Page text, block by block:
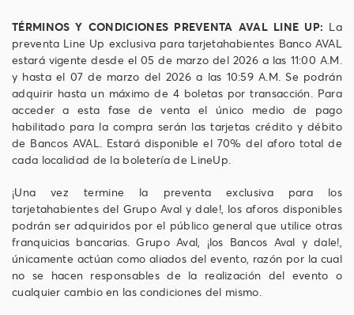
TÉRMINOS Y CONDICIONES PREVENTA AVAL LINE UP: La
preventa Line Up exclusiva para tarjetahabientes Banco AVAL
estará vigente desde el 05 de marzo del 2026 a las 11:00 A.M.
y hasta el 07 de marzo del 2026 a las 10:59 A.M. Se podrán
adquirir hasta un máximo de 4 boletas por transacción. Para
acceder a esta fase de venta el único medio de pago
habilitado para la compra serán las tarjetas crédito y débito
de Bancos AVAL. Estará disponible el 70% del aforo total de
cada localidad de la boletería de LineUp.
¡Una vez termine la preventa exclusiva para los
tarjetahabientes del Grupo Aval y dale!, los aforos disponibles
podrán ser adquiridos por el público general que utilice otras
franquicias bancarias. Grupo Aval, ¡los Bancos Aval y dale!,
únicamente actúan como aliados del evento, razón por la cual
no se hacen responsables de la realización del evento o
cualquier cambio en las condiciones del mismo.